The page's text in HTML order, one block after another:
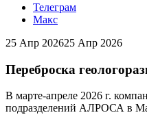
Телеграм
Макс
25 Апр 202625 Апр 2026
Переброска
В марте-апреле 2026 г.
подразделений АЛРОСА в